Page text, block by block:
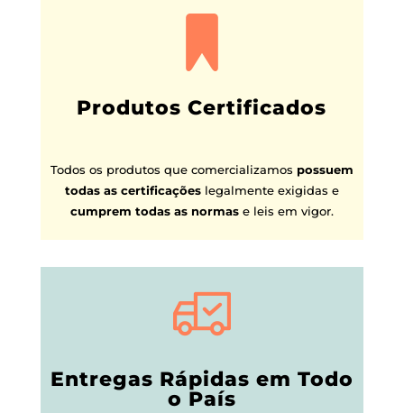
Produtos Certificados
Todos os produtos que comercializamos possuem
todas as certificaçõeslegalmente exigidas e
cumprem todas as normase leis em vigor.
Entregas Rápidas em Todo
o País